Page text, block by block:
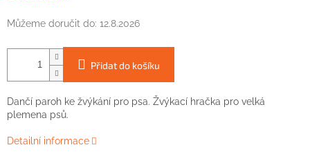
Můžeme doručit do: 12.8.2026
Přidat do košíku
Dančí paroh ke žvýkání pro psa. Žvýkací hračka pro velká
plemena psů.
Detailní informace